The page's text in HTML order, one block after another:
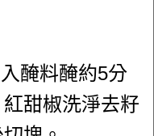
醃料醃約5分
甜椒洗淨去籽